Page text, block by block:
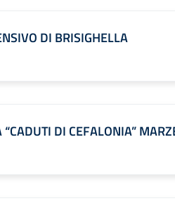
DI BRISIGHELLA
DI CEFALONIA”